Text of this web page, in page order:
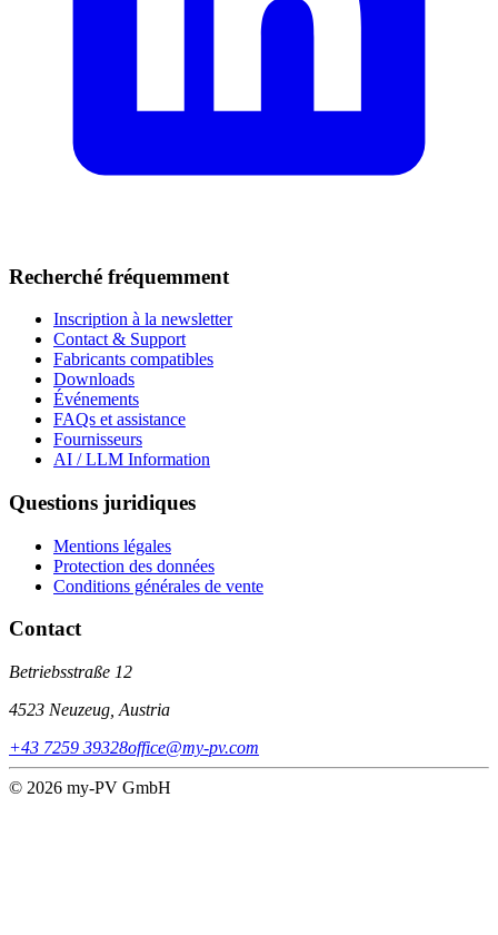
Recherché fréquemment
Inscription à la newsletter
Contact & Support
Fabricants compatibles
Downloads
Événements
FAQs et assistance
Fournisseurs
AI / LLM Information
Questions juridiques
Mentions légales
Protection des données
Conditions générales de vente
Contact
Betriebsstraße 12
4523 Neuzeug, Austria
+43 7259 39328office@my-pv.com
© 2026 my-PV GmbH